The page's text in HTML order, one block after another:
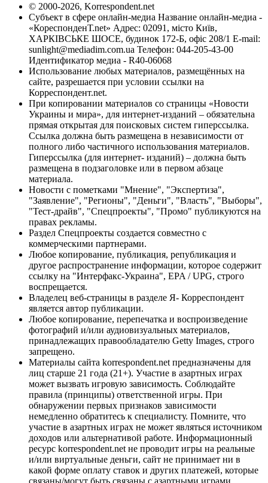
© 2000-2026, Korrespondent.net
Субъект в сфере онлайн-медиа Название онлайн-медиа -
«КореспонденТ.net» Адрес: 02091, місто Київ,
ХАРКІВСЬКЕ ШОСЕ, будинок 172-Б, офіс 208/1 E-mail:
sunlight@mediadim.com.ua Телефон: 044-205-43-00
Идентификатор медиа - R40-06068
Использование любых материалов, размещённых на
сайте, разрешается при условии ссылки на
Корреспондент.net.
При копировании материалов со страницы «Новости
Украины и мира», для интернет-изданий – обязательна
прямая открытая для поисковых систем гиперссылка.
Ссылка должна быть размещена в независимости от
полного либо частичного использования материалов.
Гиперссылка (для интернет- изданий) – должна быть
размещена в подзаголовке или в первом абзаце
материала.
Новости с пометками "Мнение", "Экспертиза",
"Заявление", "Регионы", "Деньги", "Власть", "Выборы",
"Тест-драйв", "Спецпроекты", "Промо" публикуются на
правах рекламы.
Раздел Спецпроекты создается совместно с
коммерческими партнерами.
Любое копирование, публикация, републикация и
другое распространение информации, которое содержит
ссылку на "Интерфакс-Украина", EPA / UPG, строго
воспрещается.
Владелец веб-страницы в разделе Я- Корреспондент
является автор публикации.
Любое копирование, перепечатка и воспроизведение
фотографий и/или аудиовизуальных материалов,
принадлежащих правообладателю Getty Images, строго
запрещено.
Материалы сайта korrespondent.net предназначены для
лиц старше 21 года (21+). Участие в азартных играх
может вызвать игровую зависимость. Соблюдайте
правила (принципы) ответственной игры. При
обнаружении первых признаков зависимости
немедленно обратитесь к специалисту. Помните, что
участие в азартных играх не может являться источником
доходов или альтернативой работе. Информационный
ресурс korrespondent.net не проводит игры на реальные
и/или виртуальные деньги, сайт не принимает ни в
какой форме оплату ставок и других платежей, которые
связаны/могут быть связаны с азартными играми,